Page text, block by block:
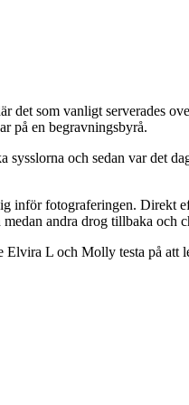
det som vanligt serverades
på en begravningsbyrå.
och sedan var det
inför fotograferingen. Direkt
andra drog tillbaka och
L och Molly testa på att